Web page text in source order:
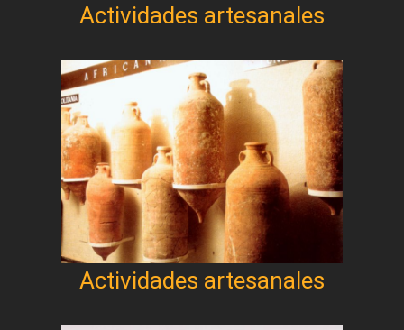
Actividades artesanales
Actividades artesanales